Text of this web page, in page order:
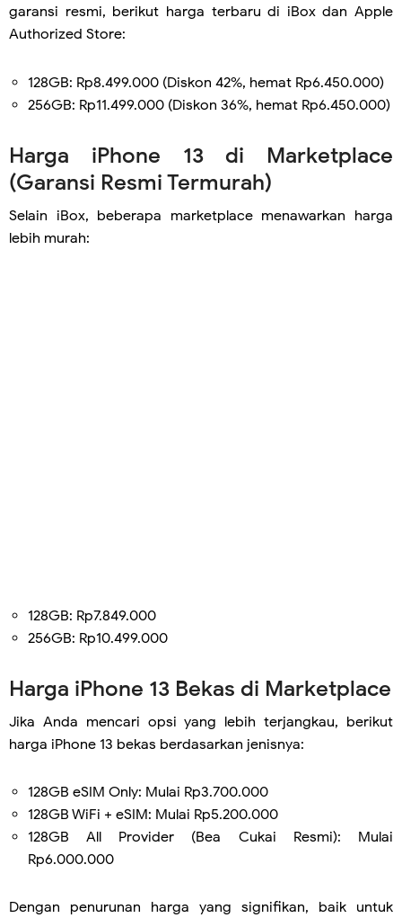
garansi resmi, berikut harga terbaru di iBox dan Apple
Authorized Store:
128GB: Rp8.499.000 (Diskon 42%, hemat Rp6.450.000)
256GB: Rp11.499.000 (Diskon 36%, hemat Rp6.450.000)
Harga iPhone 13 di Marketplace
(Garansi Resmi Termurah)
Selain iBox, beberapa marketplace menawarkan harga
lebih murah:
128GB: Rp7.849.000
256GB: Rp10.499.000
Harga iPhone 13 Bekas di Marketplace
Jika Anda mencari opsi yang lebih terjangkau, berikut
harga iPhone 13 bekas berdasarkan jenisnya:
128GB eSIM Only: Mulai Rp3.700.000
128GB WiFi + eSIM: Mulai Rp5.200.000
128GB All Provider (Bea Cukai Resmi): Mulai
Rp6.000.000
Dengan penurunan harga yang signifikan, baik untuk